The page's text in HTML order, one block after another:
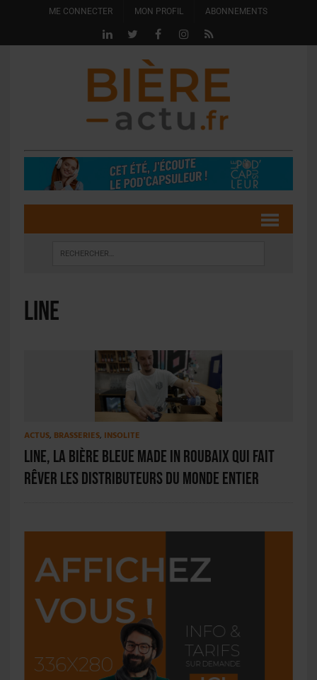
ME CONNECTER MON PROFIL ABONNEMENTS
Line
ACTUS, BRASSERIES, INSOLITE
Line, la bière bleue made in Roubaix qui fait
rêver les distributeurs du monde entier